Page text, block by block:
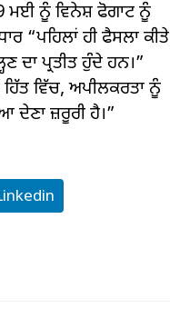
ਮਈ ਨੂੰ ਵਿਨੇਸ਼ ਫੋਗਾਟ ਨੂੰ
“ਪਹਿਲਾਂ ਹੀ ਫੈਸਲਾ ਕੀਤੇ
ਦਾ ਪ੍ਰਤੀਤ ਹੁੰਦੇ ਹਨ।”
ਵਿੱਚ, ਅਪੀਲਕਰਤਾ ਨੂੰ
ਦੇਣਾ ਜ਼ਰੂਰੀ ਹੈ।”